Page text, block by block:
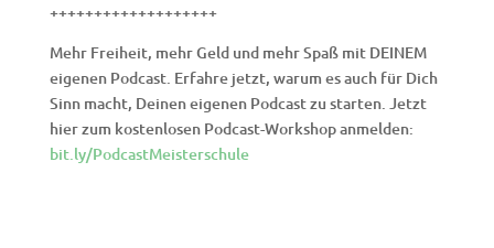
+++++++++++++++++++
Mehr Freiheit, mehr Geld und mehr Spaß mit DEINEM
eigenen Podcast. Erfahre jetzt, warum es auch für Dich
Sinn macht, Deinen eigenen Podcast zu starten. Jetzt
hier zum kostenlosen Podcast-Workshop anmelden:
bit.ly/PodcastMeisterschule